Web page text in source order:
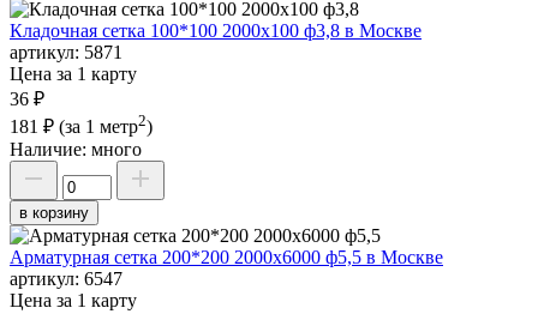
Кладочная сетка 100*100 2000х100 ф3,8 в Москве
артикул: 5871
Цена за 1 карту
36 ₽
181 ₽ (за 1 метр2)
Наличие: много
в корзину
Арматурная сетка 200*200 2000х6000 ф5,5 в Москве
артикул: 6547
Цена за 1 карту